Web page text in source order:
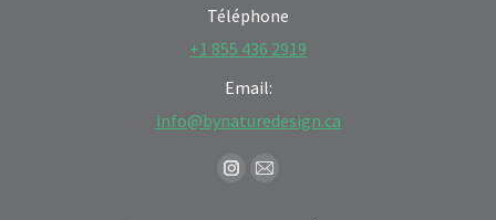
Téléphone
+1 855 436 2919
Email:
info@bynaturedesign.ca
Instagram
Mail